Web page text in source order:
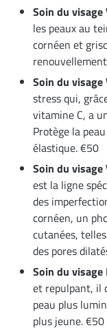
Soin du visage
les peaux au
cornéen et
Soin du visage
stress qui,
vitamine C, a
Protège la
élastique. €50
Soin du visage
est la ligne
des
cornéen, un
cutanées,
des pores
Soin du visage
et repulpant, il
peau plus
plus jeune. €50